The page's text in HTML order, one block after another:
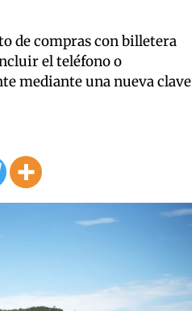
de compras con billetera
el teléfono o
mediante una nueva clave